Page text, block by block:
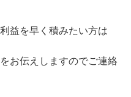
益を早く積みたい方は
お伝えしますのでご連絡